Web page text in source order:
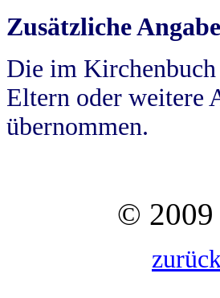
Zusätzliche
Die im
Eltern oder weitere
übernommen.
© 2009